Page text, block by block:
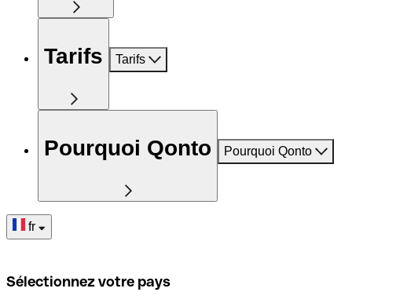
Tarifs Tarifs
Pourquoi Qonto Pourquoi Qonto
fr
Sélectionnez votre pays